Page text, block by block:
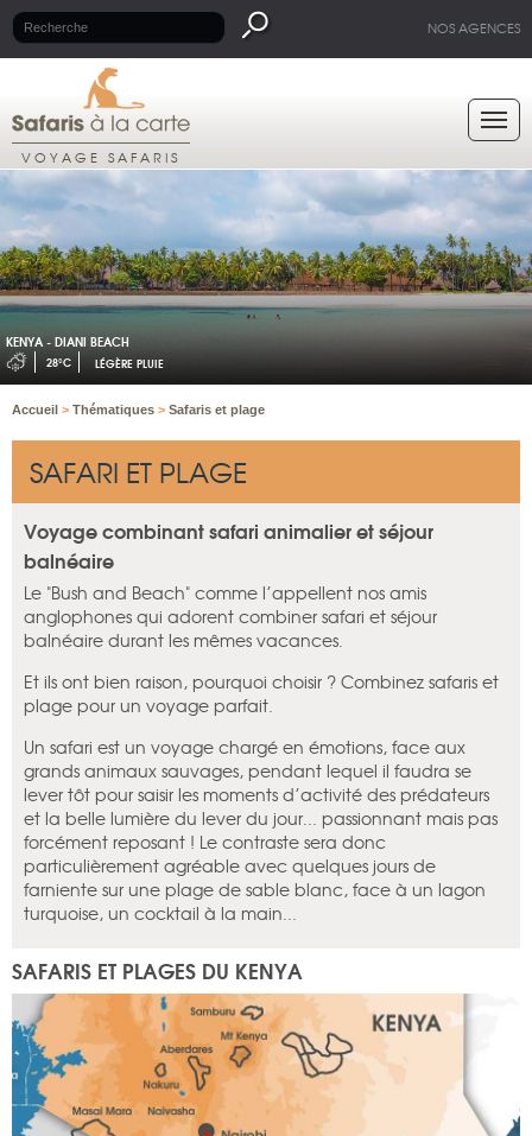
NOS AGENCES
VOYAGE SAFARIS
KENYA - DIANI BEACH
28°C LÉGÈRE PLUIE
Accueil > Thématiques > Safaris et plage
SAFARI ET PLAGE
Voyage combinant safari animalier et séjour
balnéaire
Le "Bush and Beach" comme l’appellent nos amis
anglophones qui adorent combiner safari et séjour
balnéaire durant les mêmes vacances.
Et ils ont bien raison, pourquoi choisir ? Combinez safaris et
plage pour un voyage parfait.
Un safari est un voyage chargé en émotions, face aux
grands animaux sauvages, pendant lequel il faudra se
lever tôt pour saisir les moments d’activité des prédateurs
et la belle lumière du lever du jour... passionnant mais pas
forcément reposant ! Le contraste sera donc
particulièrement agréable avec quelques jours de
farniente sur une plage de sable blanc, face à un lagon
turquoise, un cocktail à la main...
SAFARIS ET PLAGES DU KENYA